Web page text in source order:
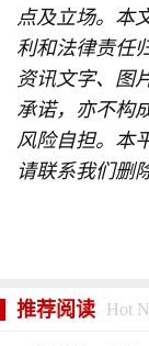
点及立场。本
利和法律责任
资讯文字、图
承诺，亦不构
风险自担。本
请联系我们删
推荐阅读 Hot